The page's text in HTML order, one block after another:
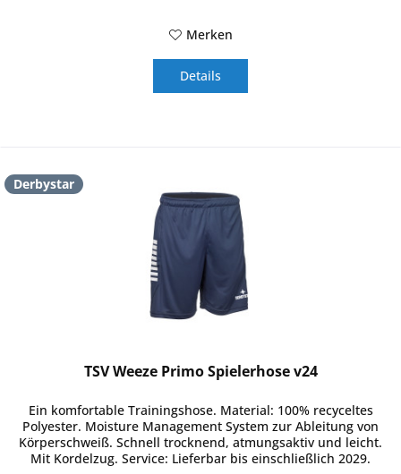
Merken
Details
Derbystar
TSV Weeze Primo Spielerhose v24
Ein komfortable Trainingshose. Material: 100% recyceltes
Polyester. Moisture Management System zur Ableitung von
Körperschweiß. Schnell trocknend, atmungsaktiv und leicht.
Mit Kordelzug. Service: Lieferbar bis einschließlich 2029.